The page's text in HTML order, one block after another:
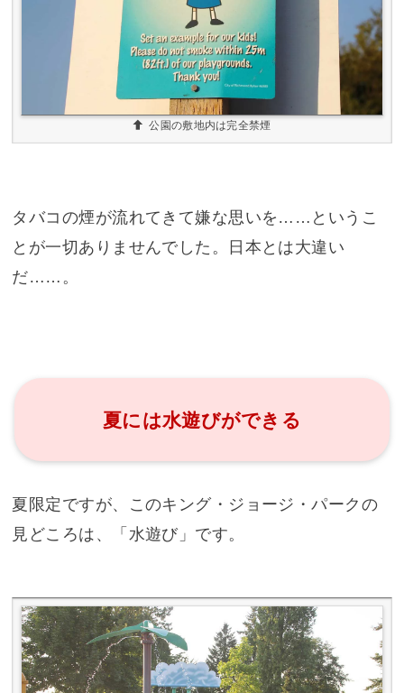
公園の敷地内は完全禁煙
タバコの煙が流れてきて嫌な思いを……というこ
とが一切ありませんでした。日本とは大違い
だ……。
夏には水遊びができる
夏限定ですが、このキング・ジョージ・パークの
見どころは、「水遊び」です。